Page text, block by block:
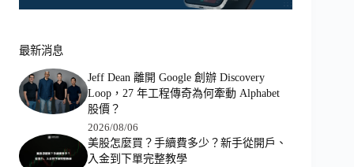
最新消息
Jeff Dean 離開 Google 創辦 Discovery
Loop，27 年工程傳奇為何牽動 Alphabet
股價？
2026/08/06
美股怎麼買？手續費多少？新手從開戶、
入金到下單完整教學